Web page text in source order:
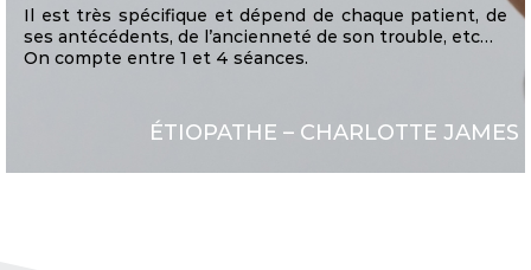
Il est très spécifique et dépend de chaque patient, de
ses antécédents, de l’ancienneté de son trouble, etc…
On compte entre 1 et 4 séances.
ÉTIOPATHE – CHARLOTTE JAMES